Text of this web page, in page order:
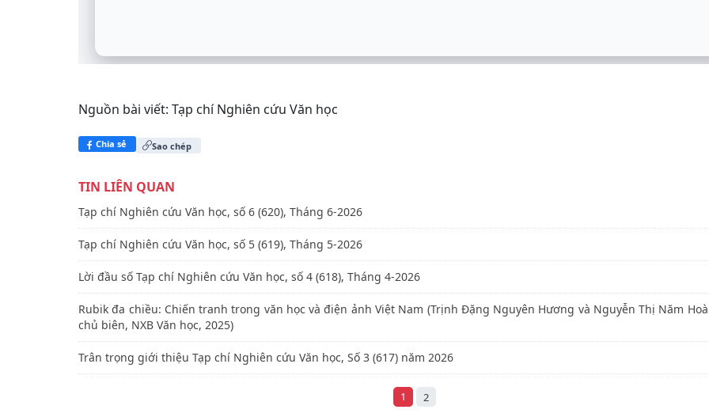
Nguồn bài viết: Tạp chí Nghiên cứu Văn học
Chia sẻ Sao chép
TIN LIÊN QUAN
Tạp chí Nghiên cứu Văn học, số 6 (620), Tháng 6-2026
Tạp chí Nghiên cứu Văn học, số 5 (619), Tháng 5-2026
Lời đầu số Tạp chí Nghiên cứu Văn học, số 4 (618), Tháng 4-2026
Rubik đa chiều: Chiến tranh trong văn học và điện ảnh Việt Nam (Trịnh Đặng Nguyên Hương và Nguyễn Thị Năm
chủ biên, NXB Văn học, 2025)
Trân trọng giới thiệu Tạp chí Nghiên cứu Văn học, Số 3 (617) năm 2026
1 2